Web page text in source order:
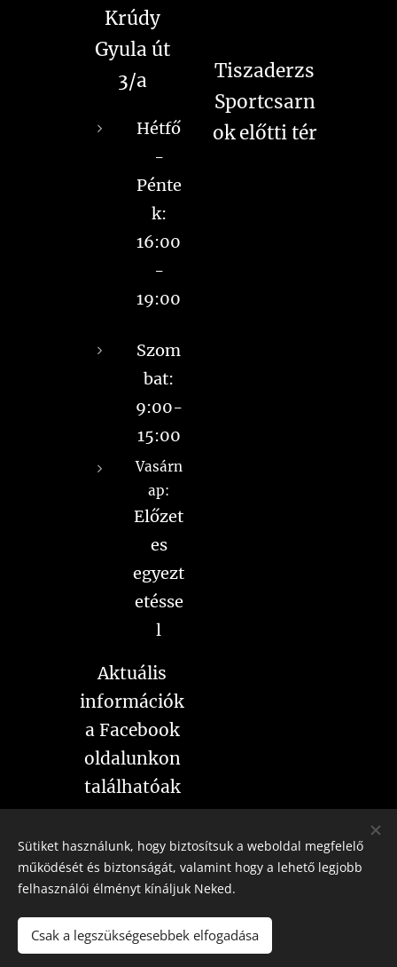
Krúdy
Gyula út
3/a
Hétfő
-
Pénte
k:
16:00
-
19:00
Szom
bat:
9:00-
15:00
Vasárn
ap:
Előzet
es
egyezt
etésse
l
Aktuális
információk
a Facebook
oldalunkon
találhatóak
Tiszaderzs
Sportcsarn
ok előtti tér
Mészáros Angéla méhész
5008 Szolnok Krúdy Gyula út 3/a
Sütiket használunk, hogy biztosítsuk a weboldal megfelelő
működését és biztonságát, valamint hogy a lehető legjobb
felhasználói élményt kínáljuk Neked.
Csak a legszükségesebbek elfogadása